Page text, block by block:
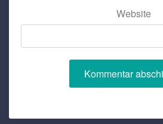
Website